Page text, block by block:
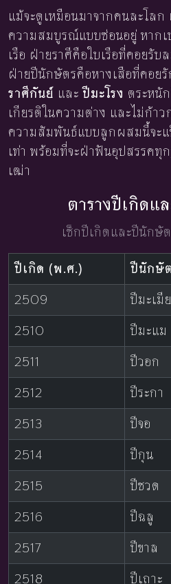
แม้จะดูเหมือนมาจากคนละโล
ความสมบูรณ์แบบซ่อนอยู่ หากเ
เรือ ฝ่ายราศีคือใบเรือที่คอยรั
ฝ่ายปีนักษัตรคือหางเสือที่คอย
ราศีกันย์ และปีมะโรง ตระหนั
เกียรติในความต่าง และไม่ก้า
ความสัมพันธ์แบบลูกผสมนี้จะแ
เท่า พร้อมที่จะฝ่าฟันอุปสรรคทุ
เฒ่า
ตารางปีเกิดแ
เช็กปีเกิดและปีนักษั
ปีเกิด (พ.ศ.)
ปีนักษั
2509
ปีมะเมีย
2510
ปีมะแม
2511
ปีวอก
2512
ปีระกา
2513
ปีจอ
2514
ปีกุน
2515
ปีชวด
2516
ปีฉลู
2517
ปีขาล
2518
ปีเถาะ